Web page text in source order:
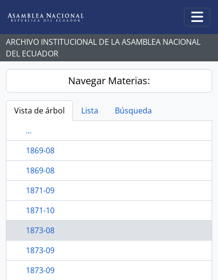
ARCHIVO INSTITUCIONAL DE LA ASAMBLEA NACIONAL
DEL ECUADOR
Navegar Materias:
Vista de árbol Lista
Búsqueda
...
1869-08
1869-08
1871-09
1871-10
1873-08
1873-09
1873-09